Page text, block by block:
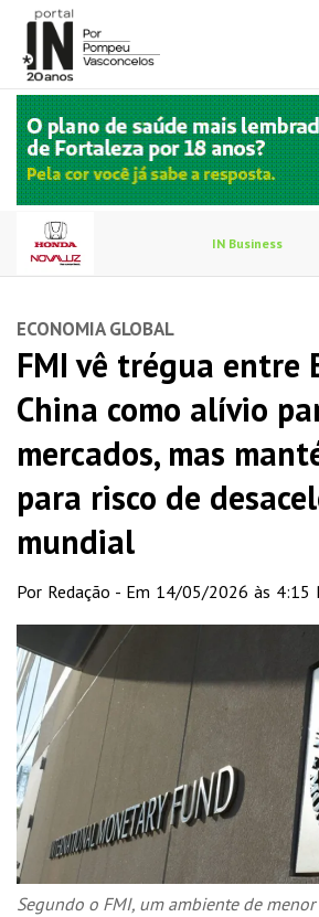
IN Business
ECONOMIA GLOBAL
FMI vê trégua entre
China como alívio
mercados, mas
para risco de
mundial
Por Redação - Em 14/05/2026 às 4:15
Segundo o FMI, um ambiente de